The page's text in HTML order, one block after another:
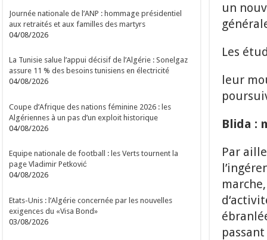
un
Les
leur
Blida :
Par
Journée nationale de l’ANP : hommage présidentiel
aux retraités et aux familles des martyrs
04/08/2026
La Tunisie salue l’appui décisif de l’Algérie : Sonelgaz
assure 11 % des besoins tunisiens en électricité
04/08/2026
Coupe d’Afrique des nations féminine 2026 : les
Algériennes à un pas d’un exploit historique
04/08/2026
Equipe nationale de football : les Verts tournent la
page Vladimir Petković
04/08/2026
Etats-Unis : l’Algérie concernée par les nouvelles
exigences du «Visa Bond»
03/08/2026